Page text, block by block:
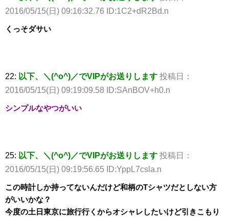
2016/05/15(日) 09:16:32.76 ID:1C2+dR2Bd.n
くっそダサい
22: 以下、＼(^o^)／でVIPがお送りします 投稿日：
2016/05/15(日) 09:19:09.58 ID:SAnBOV+h0.n
シンプルなやつがいい
25: 以下、＼(^o^)／でVIPがお送りします 投稿日：
2016/05/15(日) 09:19:56.65 ID:YppL7csla.n
この時計しか持ってないんだけど和柄のTシャツだとしない方
がいいかな？
今度の土日東京に旅行行くからオシャレしたいけど引きこもり